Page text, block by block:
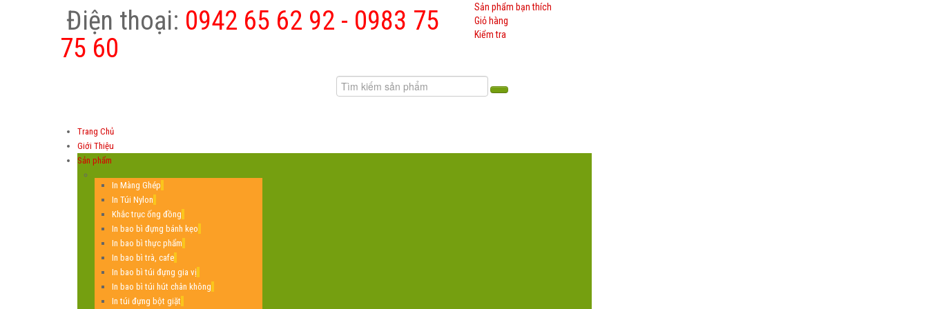
Điện thoại: 0942 65 62 92 - 0983 75
75 60
Sản phẩm bạn thích
Giỏ hàng
Kiểm tra
Trang Chủ
Giới Thiệu
Sản phẩm
In Màng Ghép
In Túi Nylon
Khắc trục ống đồng
In bao bì đựng bánh kẹo
In bao bì thực phẩm
In bao bì trà, cafe
In bao bì túi đựng gia vị
In bao bì túi hút chân không
In túi đựng bột giặt